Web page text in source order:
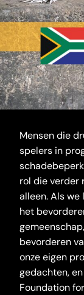
Mensen die
spelers in
rol die verder
alleen. Als
het
bevorderen
onze eigen
gedachten,
Foundation